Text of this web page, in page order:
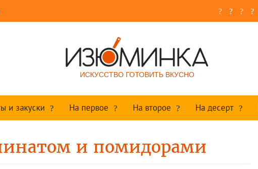
ИСКУССТВО ГОТОВИТЬ ВКУСНО
и закуски На первое На второе На десерт
и помидорами